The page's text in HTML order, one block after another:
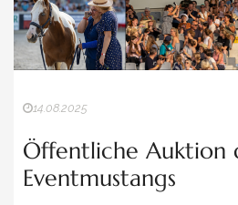
NUR ECHT MIT BRAND!
MUSTANG MAKEOVER
UNSERE WEITEREN WEBSEITEN
AMERICAN MUSTANG
14.08.2025
Öffentliche Auktion
Eventmustangs